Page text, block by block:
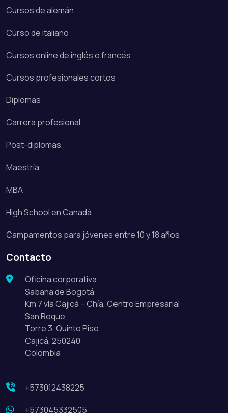
Cursos de alemán
Curso de italiano
Cursos online de inglés o francés
Cursos profesionales cortos
Diplomas
Carrera profesional
Post-diplomas
Maestría
MBA
High School en Canadá
Campamentos para jóvenes entre 10 y 18 años
Contacto
Oficina corporativa
Sabana de Bogotá
Km 7 vía Cajicá – Chía, Centro Empresarial
San Roque
Torre 3, Quinto Piso
Cajicá, 250240
Colombia
+573012438225
+573045332505